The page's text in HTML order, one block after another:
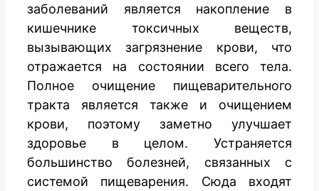
заболеваний является накопление в
кишечнике токсичных веществ,
вызывающих загрязнение крови, что
отражается на состоянии всего тела.
Полное очищение пищеварительного
тракта является также и очищением
крови, поэтому заметно улучшает
здоровье в целом. Устраняется
большинство болезней, связанных с
системой пищеварения. Сюда входят